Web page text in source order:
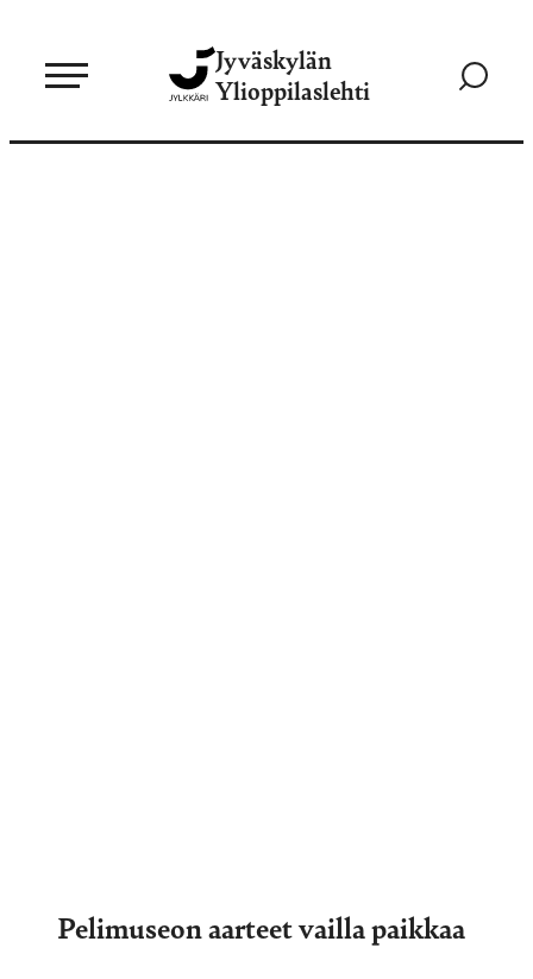
sisältöön
Jyväskylän
Ylioppilaslehti
Siirry
Pelimuseon aarteet vailla paikkaa